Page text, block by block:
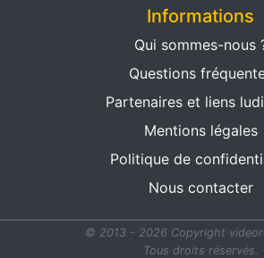
Informations
Qui sommes-nous
Questions
Partenaires et liens
Mentions légales
Politique de
Nous contacter
© 2013 - 2026 Copyright
Tous droits réservés.